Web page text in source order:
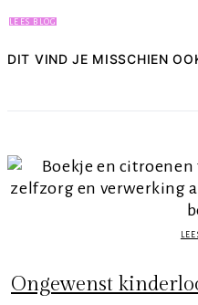
LEES BLOG
DIT VIND JE MISSCHIEN
Ongewenst